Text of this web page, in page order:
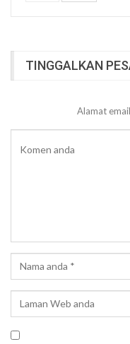
TINGGALKAN
Alamat